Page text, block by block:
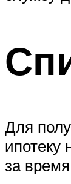
Для
ипотеку
за